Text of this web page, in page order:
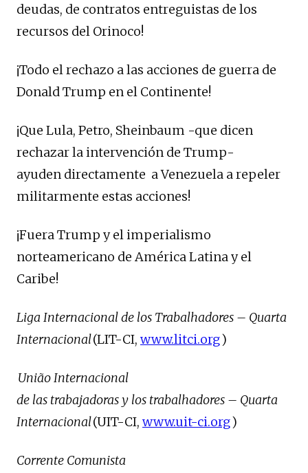
deudas, de contratos entreguistas de los
recursos del Orinoco!
¡Todo el rechazo a las acciones de guerra de
Donald Trump en el Continente!
¡Que Lula, Petro, Sheinbaum -que dicen
rechazar la intervención de Trump-
ayuden directamente a Venezuela a repeler
militarmente estas acciones!
¡Fuera Trump y el imperialismo
norteamericano de América Latina y el
Caribe!
Liga Internacional de los Trabalhadores – Quarta
Internacional(LIT-CI,www.litci.org)
União Internacional
de las trabajadoras y los trabalhadores – Quarta
Internacional(UIT-CI,www.uit-ci.org)
Corrente Comunista